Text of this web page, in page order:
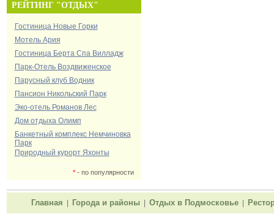
РЕЙТИНГ "ОТДЫХ"
Гостиница Новые Горки
Мотель Ария
Гостиница Берта Спа Вилладж
Парк-Отель Воздвиженское
Парусный клуб Водник
Пансион Никольский Парк
Эко-отель Романов Лес
Дом отдыха Олимп
Банкетный комплекс Немчиновка
Парк
Природный курорт Яхонты
*- по популярности
Главная Города и районы Отдых в Подмосковье